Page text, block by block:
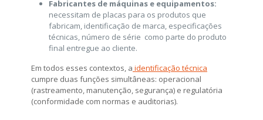
Fabricantes de máquinas e equipamentos:
necessitam de placas para os produtos que
fabricam, identificação de marca, especificações
técnicas, número de série como parte do produto
final entregue ao cliente.
Em todos esses contextos, a identificação técnica
cumpre duas funções simultâneas: operacional
(rastreamento, manutenção, segurança) e regulatória
(conformidade com normas e auditorias).